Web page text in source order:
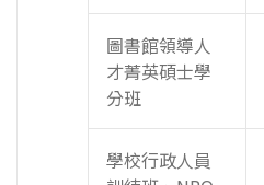
圖書館領導人
才菁英碩士學
分班
學校行政人員